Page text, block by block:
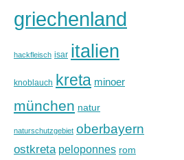
griechenland
hackfleisch isar italien
knoblauch kreta minoer
münchen natur
naturschutzgebiet oberbayern
ostkreta peloponnes rom